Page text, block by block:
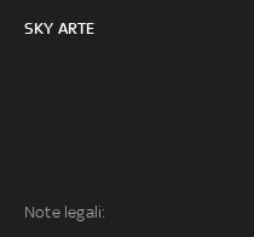
SKY ARTE
Note legali: